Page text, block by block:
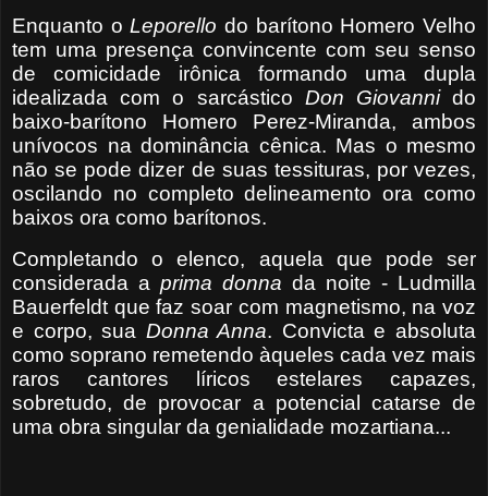
Enquanto oLeporellodo barítono Homero Velho
tem uma presença convincente com seu senso
de comicidade irônica formando uma dupla
idealizada com o sarcástico Don Giovannido
baixo-barítono Homero Perez-Miranda, ambos
unívocos na dominância cênica. Mas o mesmo
não se pode dizer de suas tessituras, por vezes,
oscilando no completo delineamento ora como
baixos ora como barítonos.
Completando o elenco, aquela que pode ser
considerada a prima donna da noite - Ludmilla
Bauerfeldt que faz soar com magnetismo, na voz
e corpo, sua Donna Anna. Convicta e absoluta
como soprano remetendo àqueles cada vez mais
raros cantores líricos estelares capazes,
sobretudo, de provocar a potencial catarse de
uma obra singular da genialidade mozartiana...